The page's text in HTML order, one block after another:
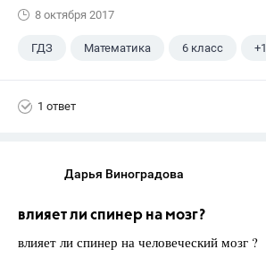
8 октября 2017
ГДЗ Математика 6 класс +1
1 ответ
Дарья Виноградова
влияет ли спинер на мозг?
влияет ли спинер на человеческий мозг ?